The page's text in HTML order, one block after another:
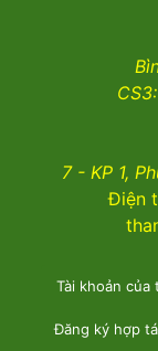
CS3:
7 - KP 1,
Điện
Tài khoản của
Đăng ký hợp